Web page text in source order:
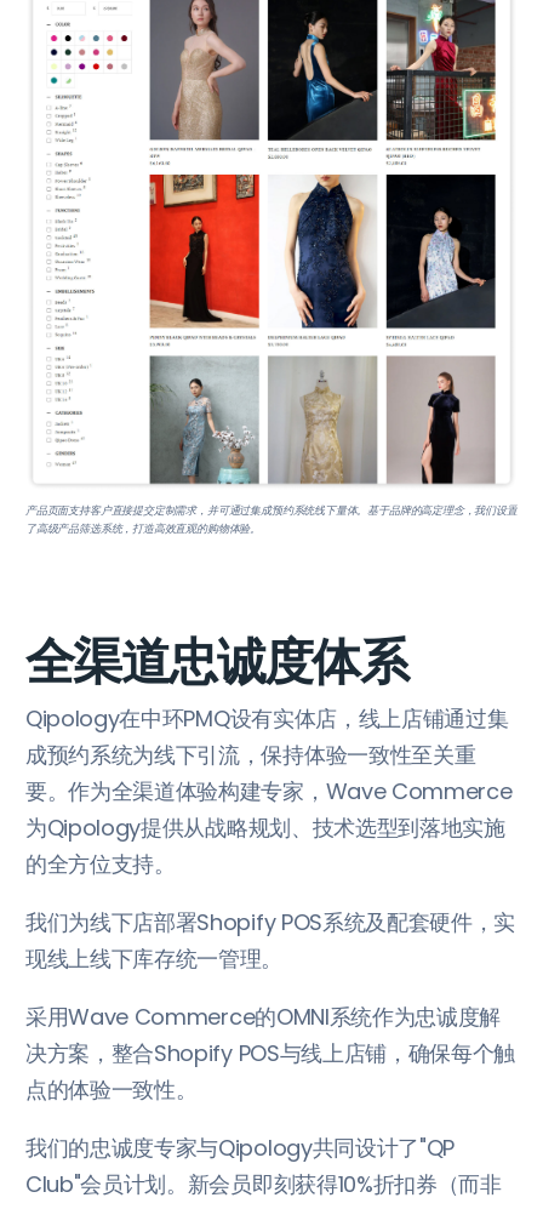
产品页面支持客户直接提交定制需求，并可通过集成预约系统线下量体。基于品牌的高定理念，我们设置
了高级产品筛选系统，打造高效直观的购物体验。
全渠道忠诚度体系
Qipology在中环PMQ设有实体店，线上店铺通过集
成预约系统为线下引流，保持体验一致性至关重
要。作为全渠道体验构建专家，Wave Commerce
为Qipology提供从战略规划、技术选型到落地实施
的全方位支持。
我们为线下店部署Shopify POS系统及配套硬件，实
现线上线下库存统一管理。
采用Wave Commerce的OMNI系统作为忠诚度解
决方案，整合Shopify POS与线上店铺，确保每个触
点的体验一致性。
我们的忠诚度专家与Qipology共同设计了"QP
Club"会员计划。新会员即刻获得10%折扣券（而非